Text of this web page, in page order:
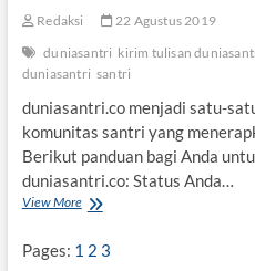
Redaksi
22 Agustus 2019
duniasantri kirim tulisan
duniasantri santri
duniasantri.co menjadi satu-
komunitas santri yang
Berikut panduan bagi Anda
duniasantri.co: Status Anda…
View MoreP
N
D
Pages: 1 2 3